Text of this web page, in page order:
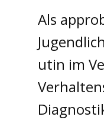
Als
utin im